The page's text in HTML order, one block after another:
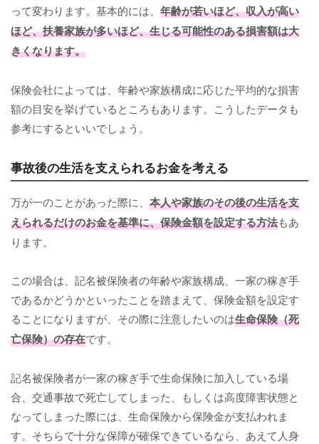
って変わります。基本的には、 年齢が若いほど、収入が高い
ほど、扶養家族が多いほど、生じる可能性のある損害額は大
きくなります。
保険会社によっては、年齢や家族構成に応じた平均的な損害
額の目安を挙げているところもあります。こうしたデータも
参考にするといいでしょう。
事故後の生活を支えられるお金を考える
万が一のことがあった際に、 本人や家族のその後の生活を支
えられるだけのお金を基準に、保険金額を設定する方法もあ
ります。
この場合は、記名被保険者の年齢や家族構成、一家の稼ぎ手
であるかどうかといったことを踏まえて、保険金額を設定す
ることになりますが、その際に注意したいのは生命保険（死
亡保険）の存在です。
記名被保険者が一家の稼ぎ手で生命保険に加入している場
合、交通事故で死亡してしまった、もしくは高度障害状態と
なってしまった際には、生命保険から保険金が支払われま
す。そちらで十分な保障が確保できているなら、あえて人身